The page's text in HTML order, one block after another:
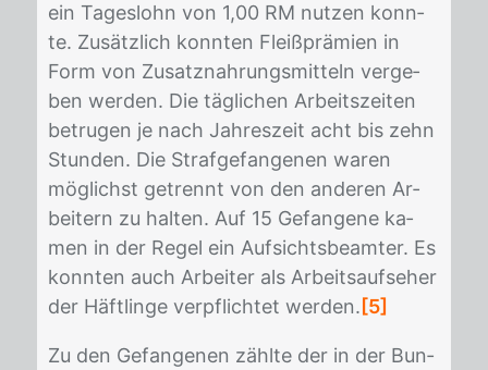
ein Ta­ges­lohn von 1,00 RM nut­zen konn­
te. Zu­sätz­lich konn­ten Fleiß­prä­mi­en in
Form von Zu­satz­nah­rungs­mit­teln ver­ge­
ben wer­den. Die täg­li­chen Ar­beits­zei­ten
be­tru­gen je nach Jah­res­zeit acht bis zehn
Stun­den. Die Straf­ge­fan­ge­nen wa­ren
mög­lichst ge­trennt von den an­de­ren Ar­
bei­tern zu hal­ten. Auf 15 Ge­fan­ge­ne ka­
men in der Re­gel ein Auf­sichts­be­am­ter. Es
konn­ten auch Ar­bei­ter als Ar­beits­auf­se­her
der Häft­lin­ge ver­pflich­tet wer­den. [5]
Zu den Ge­fan­ge­nen zähl­te der in der Bun­